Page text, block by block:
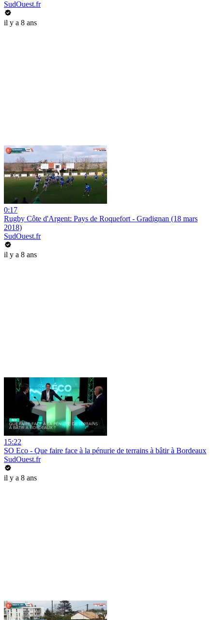
SudOuest.fr
il y a 8 ans
0:17
Rugby Côte d'Argent: Pays de Roquefort - Gradignan (18 mars
2018)
SudOuest.fr
il y a 8 ans
15:22
SO Eco - Que faire face à la pénurie de terrains à bâtir à Bordeaux
SudOuest.fr
il y a 8 ans